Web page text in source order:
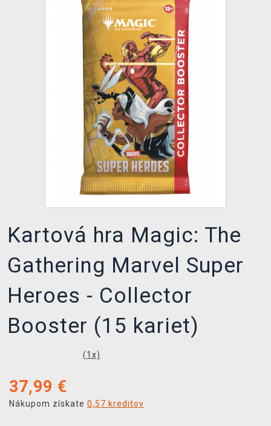
Kartová hra Magic: The
Gathering Marvel Super
Heroes - Collector
Booster (15 kariet)
(1 x)
37,99 €
Nákupom získate 0,57 kreditov